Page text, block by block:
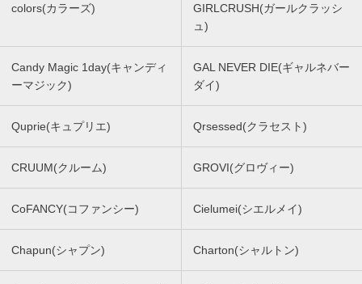
colors(カラーズ)
GIRLCRUSH(ガールクラッシ
ュ)
Candy Magic 1day(キャンディ
ーマジック)
GAL NEVER DIE(ギャルネバー
ダイ)
Quprie(キュプリエ) Qrsessed(クラセスト)
CRUUM(クルーム) GROVI(グロヴィー)
CoFANCY(コファンシー) Cielumei(シエルメイ)
Chapun(シャプン) Charton(シャルトン)